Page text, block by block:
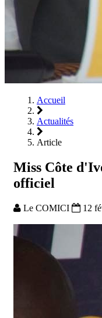
Accueil
Actualités
Article
Miss Côte
officiel
Le COMICI 12